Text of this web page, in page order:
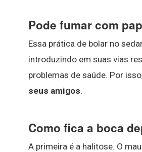
Pode fumar com
Essa prática de bolar no
introduzindo em suas vias
problemas de saúde. Por
seus amigos.
Como fica a boca
A primeira é a halitose. O